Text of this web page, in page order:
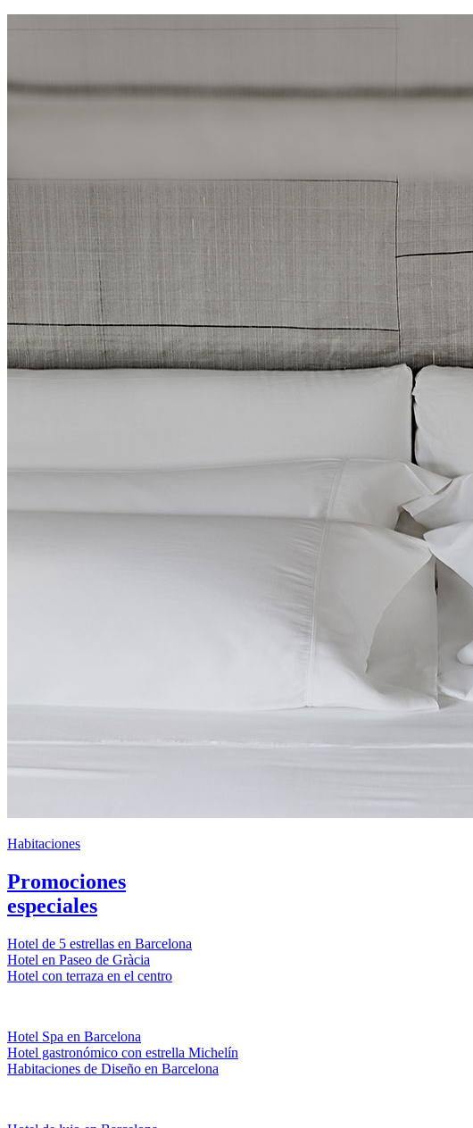
Habitaciones
Promociones
especiales
Hotel de 5 estrellas en Barcelona
Hotel en Paseo de Gràcia
Hotel con terraza en el centro
Hotel Spa en Barcelona
Hotel gastronómico con estrella Michelín
Habitaciones de Diseño en Barcelona